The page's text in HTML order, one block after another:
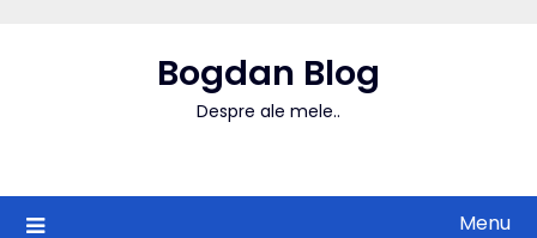
Bogdan Blog
Despre ale mele..
Menu